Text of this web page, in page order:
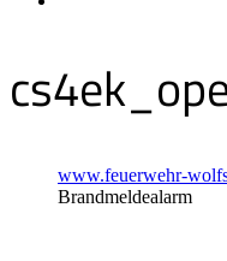
www.feuerwehr-
Brandmeldealarm